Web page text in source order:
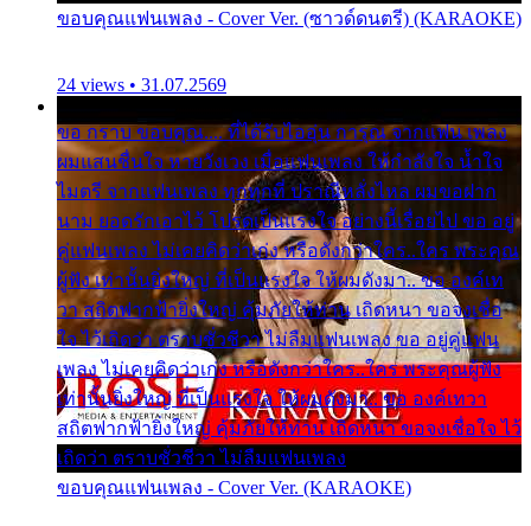
ขอบคุณแฟนเพลง - Cover Ver. (ซาวด์ดนตรี) (KARAOKE)
24 views • 31.07.2569
ขอ กราบ ขอบคุณ.... ที่ได้รับไออุ่น การุณ จากแฟน เพลง
ผมแสนชื่นใจ หายวังเวง เมื่อแฟนเพลง ให้กำลังใจ น้ำใจ
ไมตรี จากแฟนเพลง ทุกทุกที่ ปราณีหลั่งไหล ผมขอฝาก
นาม ยอดรักเอาไว้ โปรดเป็นแรงใจ อย่างนี้เรื่อยไป ขอ อยู่
คู่แฟนเพลง ไม่เคยคิดว่าเก่ง หรือดังกว่าใคร..ใคร พระคุณ
ผู้ฟัง เท่านั้นยิ่งใหญ่ ที่เป็นแรงใจ ให้ผมดังมา.. ขอ องค์เท
วา สถิตฟากฟ้ายิ่งใหญ่ คุ้มภัยให้ท่าน เถิดหนา ขอจงเชื่อ
ใจ ไว้เถิดว่า ตราบชั่วชีวา ไม่ลืมแฟนเพลง ขอ อยู่คู่แฟน
เพลง ไม่เคยคิดว่าเก่ง หรือดังกว่าใคร..ใคร พระคุณผู้ฟัง
เท่านั้นยิ่งใหญ่ ที่เป็นแรงใจ ให้ผมดังมา.. ขอ องค์เทวา
สถิตฟากฟ้ายิ่งใหญ่ คุ้มภัยให้ท่าน เถิดหนา ขอจงเชื่อใจ ไว้
เถิดว่า ตราบชั่วชีวา ไม่ลืมแฟนเพลง
ขอบคุณแฟนเพลง - Cover Ver. (KARAOKE)